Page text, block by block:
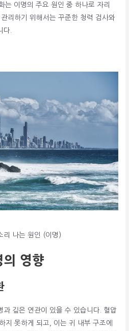
는 이명의 주요 원인 중 하나로 자리
리하기 위해서는 꾸준한 청력 검사와
다.
리 나는 원인 (이명)
의 영향
과 깊은 연관이 있을 수 있습니다. 혈압
지 못하게 되고, 이는 귀 내부 구조에